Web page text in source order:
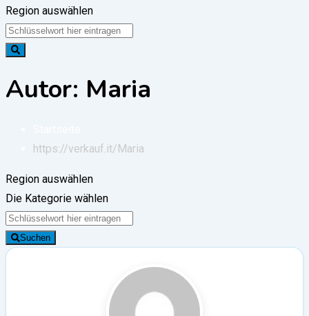
Region auswählen
Autor: Maria
https://verkauf.it/ Maria
Region auswählen
Die Kategorie wählen
Suchen